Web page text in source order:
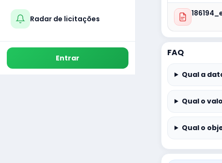
Radar de licitações
Entrar FAQ
Qual a
Qual o
Qual o